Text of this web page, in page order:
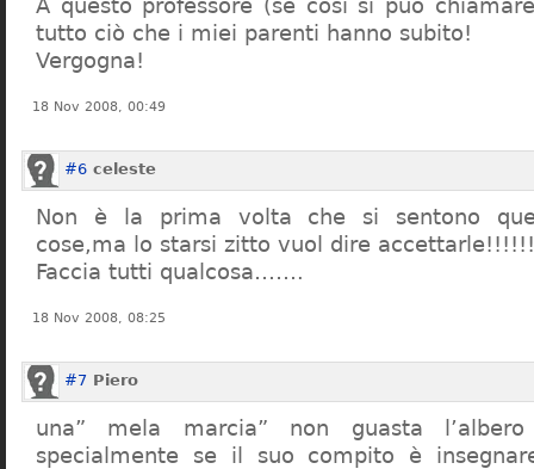
A questo professore (se cosi si può
tutto ciò che i miei parenti hanno subito!
Vergogna!
18 Nov 2008, 00:49
#6 celeste
Non è la prima volta che si sentono
cose,ma lo starsi zitto vuol dire accettarle!!!!!!
Faccia tutti qualcosa…….
18 Nov 2008, 08:25
#7 Piero
una” mela marcia” non guasta
specialmente se il suo compito è